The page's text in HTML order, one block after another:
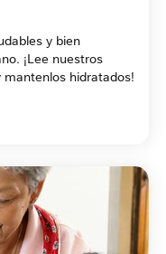
y bien
¡Lee nuestros
hidratados!